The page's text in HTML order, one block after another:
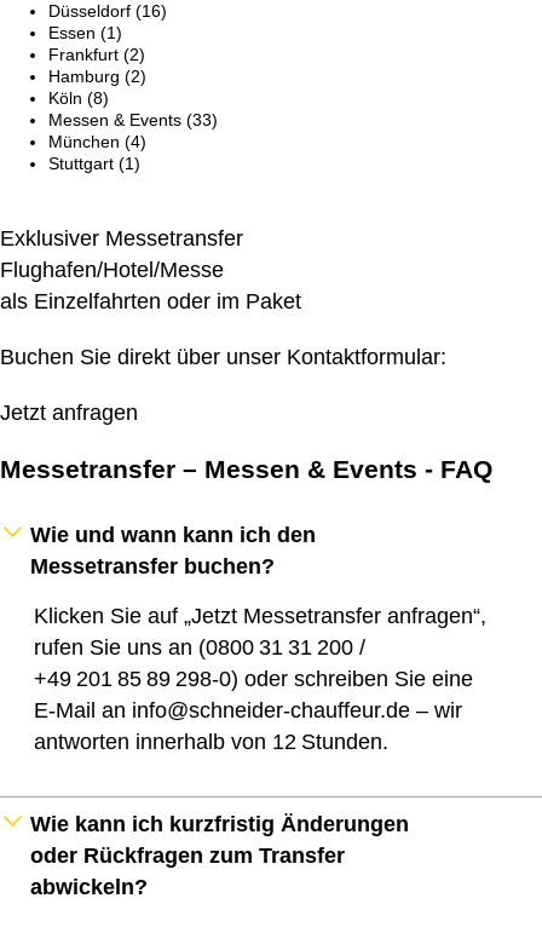
Düsseldorf (16)
Essen (1)
Frankfurt (2)
Hamburg (2)
Köln (8)
Messen & Events (33)
München (4)
Stuttgart (1)
Exklusiver Messetransfer
Flughafen/Hotel/Messe
als Einzelfahrten oder im Paket
Buchen Sie direkt über unser Kontaktformular:
Jetzt anfragen
Messetransfer – Messen & Events - FAQ
Wie und wann kann ich den
Messetransfer buchen?
Klicken Sie auf „Jetzt Messetransfer anfragen“,
rufen Sie uns an (0800 31 31 200 /
+49 201 85 89 298‑0) oder schreiben Sie eine
E‑Mail an info@schneider-chauffeur.de – wir
antworten innerhalb von 12 Stunden.
Wie kann ich kurzfristig Änderungen
oder Rückfragen zum Transfer
abwickeln?